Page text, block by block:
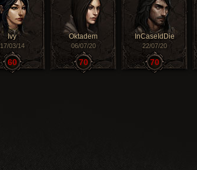
Ivy
17/03/14
60
Oktadem
06/07/20
70
InCaseIdDie
22/07/20
70